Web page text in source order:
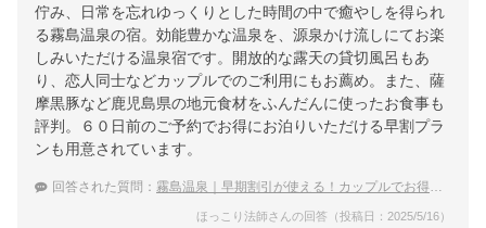
佇み、日常を忘れゆっくりとした時間の中で癒やしを得られ
る霧島温泉の宿。効能豊かな温泉を、源泉かけ流しにてお楽
しみいただける温泉宿です。開放的な露天の貸切風呂もあ
り、恋人同士などカップルでのご利用にもお薦め。また、薩
摩黒豚など鹿児島県の地元食材をふんだんに使ったお食事も
評判。６０日前のご予約でお得にお泊りいただける早割プラ
ンも用意されています。
回答された質問： 霧島温泉｜早期割引が使える！カップルでお得に泊まれる宿のおすすめは？
ほっこり法師さんの回答（投稿日：2025/5/16）